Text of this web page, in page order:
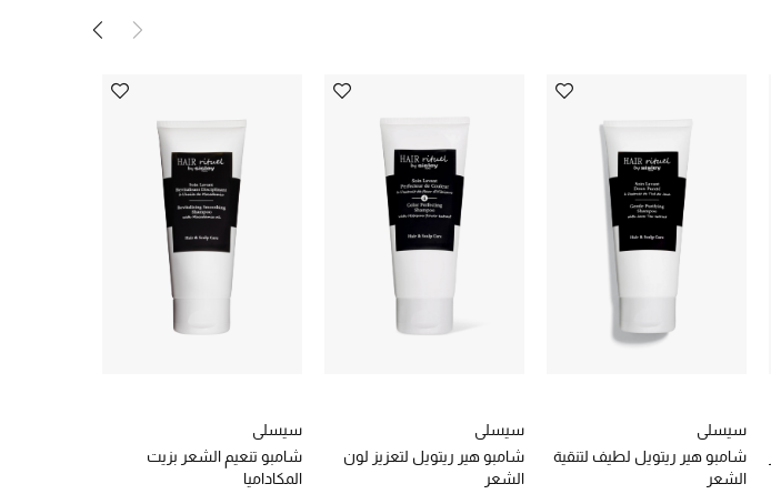
سيسلي
شامبو هير ريتويل لطيف لتنقية
الشعر
سيسلي
شامبو هير ريتويل لتعزيز لون
الشعر
سيسلي
شامبو تنعيم الشعر بزيت
المكاداميا